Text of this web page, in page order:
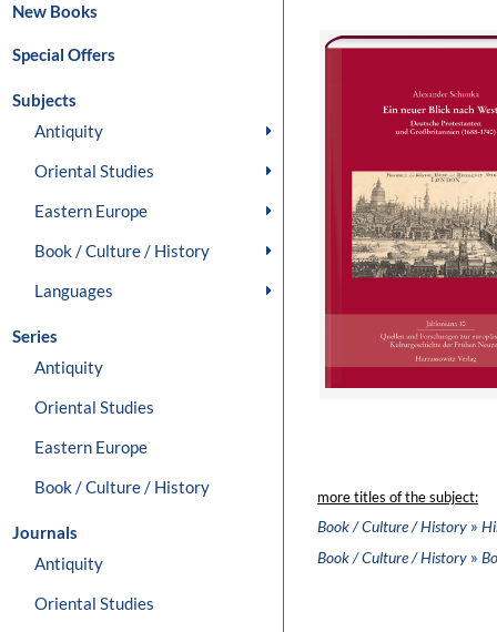
New Books
Special Offers
Subjects
Antiquity
Oriental Studies
Eastern Europe
Book / Culture / History
Languages
Series
Antiquity
Oriental Studies
Eastern Europe
Book / Culture / History
Journals
Antiquity
Oriental Studies
more titles of the subject:
Book / Culture / History »
Book / Culture / History »